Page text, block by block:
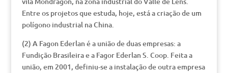
Entre os projetos que estuda, hoje, está a criação de um
polígono industrial na China.
(2) A Fagon Ederlan é a união de duas empresas: a
Fundição Brasileira e a Fagor Ederlan S. Coop. Feita a
união, em 2001, definiu-se a instalação de outra empresa